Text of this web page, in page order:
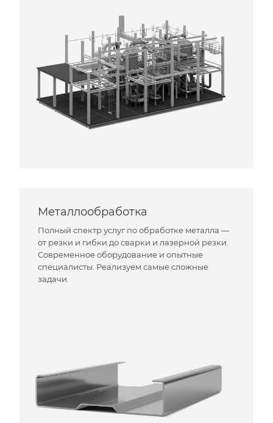
Металлообработка
Полный спектр услуг по обработке металла —
от резки и гибки до сварки и лазерной резки.
Современное оборудование и опытные
специалисты. Реализуем самые сложные
задачи.